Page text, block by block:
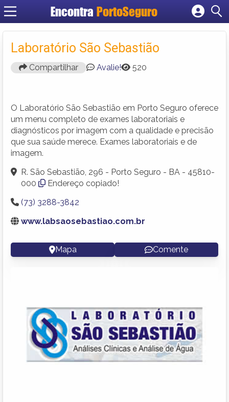
Encontra PortoSeguro
Cadastrar empresa
Fazer login
Criar conta
Laboratório São Sebastião
Compartilhar Avalie! 520
O Laboratório São Sebastião em Porto Seguro oferece
um menu completo de exames laboratoriais e
diagnósticos por imagem com a qualidade e precisão
que sua saúde merece. Exames laboratoriais e de
imagem.
R. São Sebastião, 296 - Porto Seguro - BA - 45810-
000
Endereço copiado!
(73) 3288-3842
www.labsaosebastiao.com.br
Mapa Comente